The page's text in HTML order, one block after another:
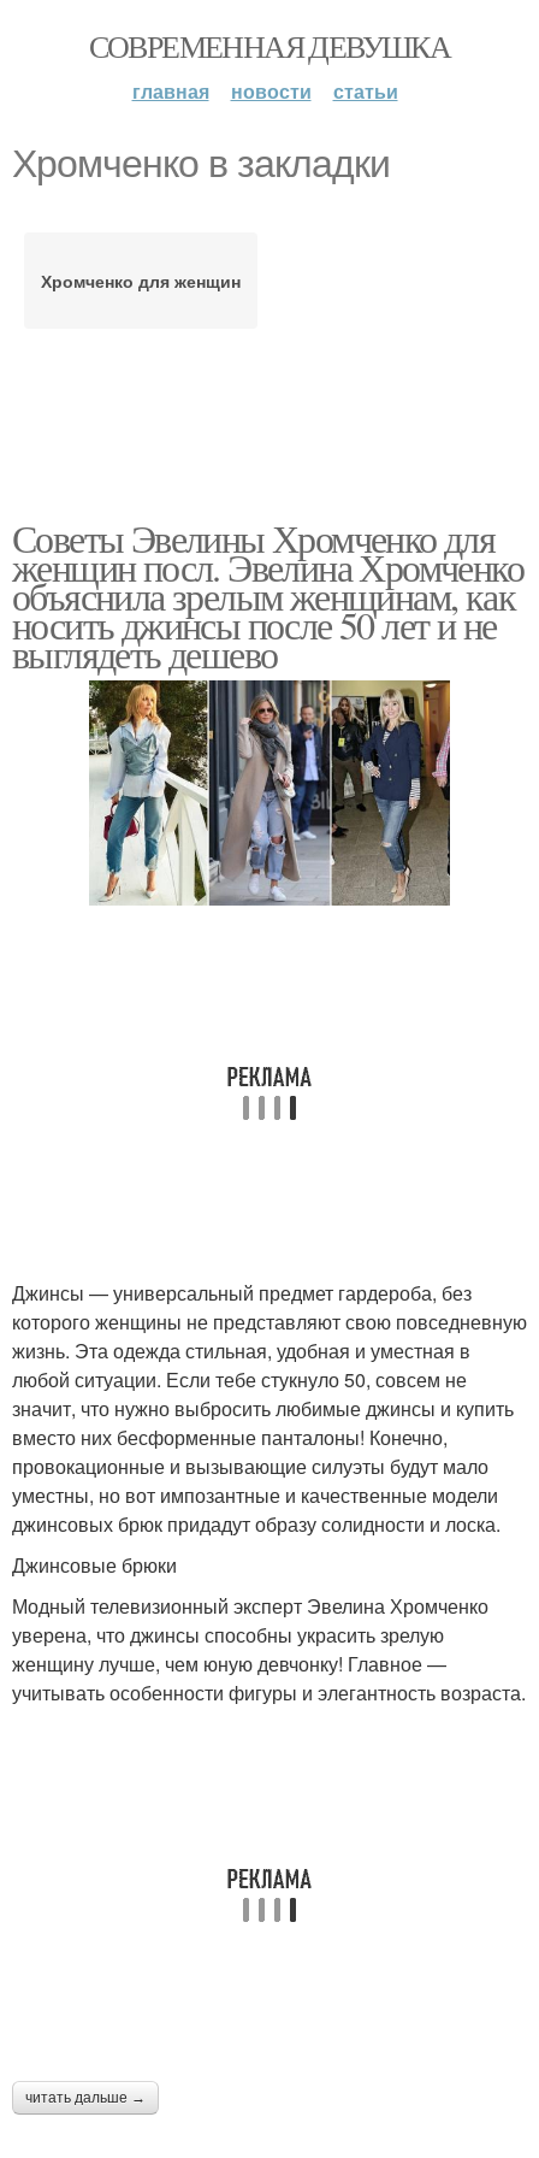
СОВРЕМЕННАЯ ДЕВУШКА
главная новости статьи
Хромченко в закладки
Хромченко для женщин
Советы Эвелины Хромченко для
женщин посл. Эвелина Хромченко
объяснила зрелым женщинам, как
носить джинсы после 50 лет и не
выглядеть дешево
Джинсы — универсальный предмет гардероба, без
которого женщины не представляют свою повседневную
жизнь. Эта одежда стильная, удобная и уместная в
любой ситуации. Если тебе стукнуло 50, совсем не
значит, что нужно выбросить любимые джинсы и купить
вместо них бесформенные панталоны! Конечно,
провокационные и вызывающие силуэты будут мало
уместны, но вот импозантные и качественные модели
джинсовых брюк придадут образу солидности и лоска.
Джинсовые брюки
Модный телевизионный эксперт Эвелина Хромченко
уверена, что джинсы способны украсить зрелую
женщину лучше, чем юную девчонку! Главное —
учитывать особенности фигуры и элегантность возраста.
читать дальше →